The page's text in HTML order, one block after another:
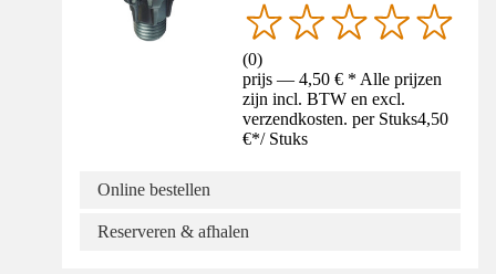
(0)
prijs — 4,50 € * Alle prijzen
zijn incl. BTW en excl.
verzendkosten. per Stuks4,50
€*/ Stuks
Online bestellen
Reserveren & afhalen